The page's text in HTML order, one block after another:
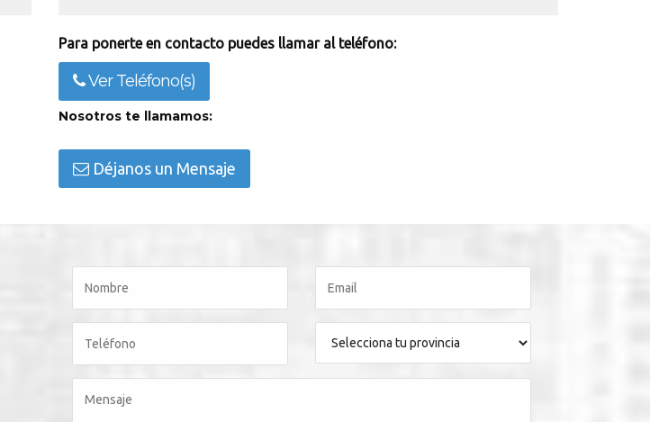
Para ponerte en contacto puedes llamar al teléfono:
Ver Teléfono(s)
Nosotros te llamamos:
Déjanos un Mensaje